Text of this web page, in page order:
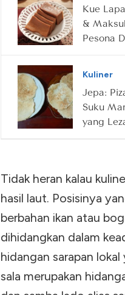
Kue
&
Pesona
Kuliner
Jepa:
Suku
yang
Tidak heran kalau
hasil laut. Posisinya
berbahan ikan atau
dihidangkan dalam
hidangan sarapan
sala merupakan